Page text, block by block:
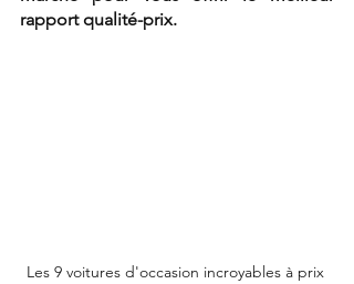
rapport qualité-prix.
Les 9 voitures d'occasion incroyables à prix